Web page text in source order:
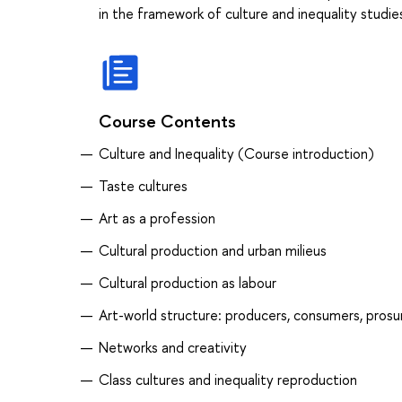
in the framework of culture and inequality
Course Contents
Culture and Inequality (Course introduction)
Taste cultures
Art as a profession
Cultural production and urban milieus
Сultural production as labour
Art-world structure: producers, consumers,
Networks and creativity
Class cultures and inequality reproduction